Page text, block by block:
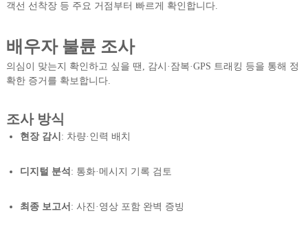
객선 선착장 등 주요 거점부터 빠르게 확인합니다.
배우자 불륜 조사
의심이 맞는지 확인하고 싶을 땐, 감시·잠복·GPS 트래킹 등을 통해 정
확한 증거를 확보합니다.
조사 방식
현장 감시 : 차량·인력 배치
디지털 분석 : 통화·메시지 기록 검토
최종 보고서 : 사진·영상 포함 완벽 증빙